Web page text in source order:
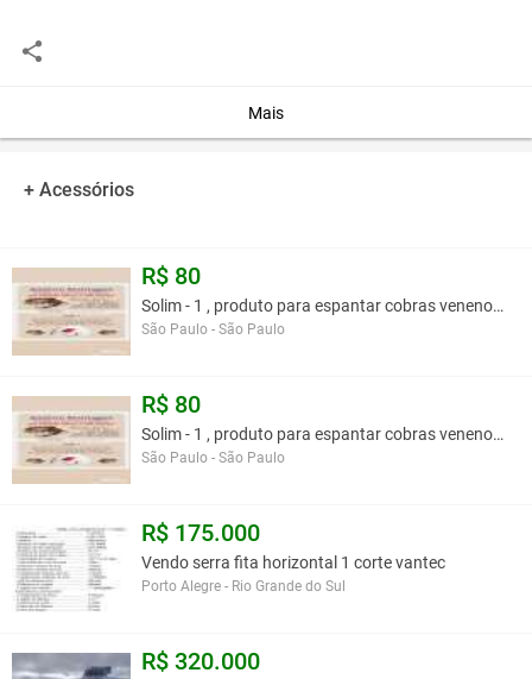
ORIGINAIS :452440891AS2 / 0503015218 / 0501058972
DB John Deere / Jumil / Case / New Holland / Tatu Marchesan /
Vence Tudo / PlantiCenter
- Conector Delphi Weather Pack 3 Vias original
- Visor Infravermelho de 18mm com Foto Diodo de Alta
Sensibilidade
- Tensão de Alimentação: 7 a 16 Volts
- Consumo: 30mA
- LED sinalizando queda de sementes para teste na plantadeira
- Acompanha 3 abraçadeiras de 28cm para fixação
ATENÇÃO: Cabo de 90cm.
Mais
+ Acessórios
R$ 80
Solim - 1 , produto para espantar cobras venenosa
São Paulo - São Paulo
R$ 80
Solim - 1 , produto para espantar cobras venenosa
São Paulo - São Paulo
R$ 175.000
Vendo serra fita horizontal 1 corte vantec
Porto Alegre - Rio Grande do Sul
R$ 320.000